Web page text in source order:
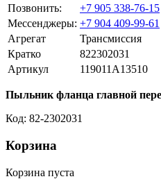
Позвонить:
+7 905 338-76-15
Мессенджеры: +7 904 409-99-61
Агрегат
Трансмиссия
Кратко
822302031
Артикул
119011A13510
Пыльник фланца главной
Код: 82-2302031
Корзина
Корзина пуста